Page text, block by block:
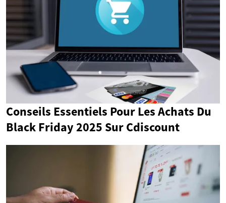
Conseils Essentiels Pour Les Achats Du
Black Friday 2025 Sur Cdiscount